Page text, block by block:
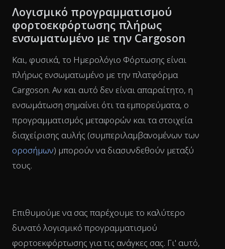
Λογισμικό προγραμματισμού
φορτοεκφόρτωσης πλήρως
ενσωματωμένο με την Cargoson
Και, φυσικά, το Ημερολόγιο Φόρτωσης είναι
πλήρως ενσωματωμένο με την πλατφόρμα
Cargoson. Αν και αυτό δεν είναι απαραίτητο, η
ενσωμάτωση σημαίνει ότι τα εμπορεύματα, ο
προγραμματισμός μεταφορών και τα στοιχεία
διαχείρισης αυλής (συμπεριλαμβανομένων των
οροσήμων) μπορούν να διασυνδεθούν μεταξύ
τους.
Επιθυμούμε να σας παρέχουμε το καλύτερο
δυνατό λογισμικό προγραμματισμού
φορτοεκφόρτωσης για τις ανάγκες σας. Γι' αυτό,